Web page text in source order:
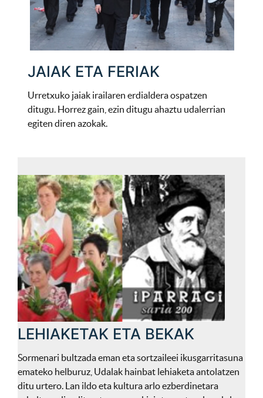
JAIAK ETA FERIAK
Urretxuko jaiak irailaren erdialdera ospatzen
ditugu. Horrez gain, ezin ditugu ahaztu udalerrian
egiten diren azokak.
LEHIAKETAK ETA BEKAK
Sormenari bultzada eman eta sortzaileei ikusgarritasuna
emateko helburuz, Udalak hainbat lehiaketa antolatzen
ditu urtero. Lan ildo eta kultura arlo ezberdinetara